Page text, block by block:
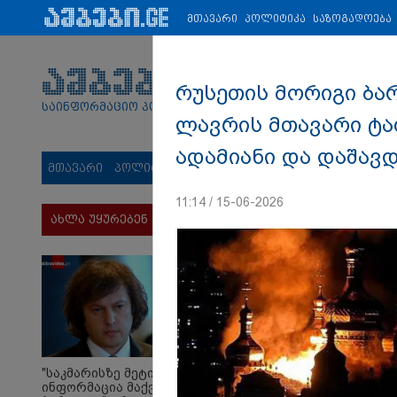
პარტნიორები: ახალი ამბები ეკონომიკა ვიდეო
საინფორმაციო პორტალი
მთავარი პოლიტიკა საზოგადოება სამართალი
ახლა უყურებენ
"საკმარისზე მეტი
ინფორმაცია მაქვს
მთავარი პოლიტიკა საზოგადოება
რუსეთის მორიგი
ლავრის მთავარი
ადამიანი და
11:14 / 15-06-2026